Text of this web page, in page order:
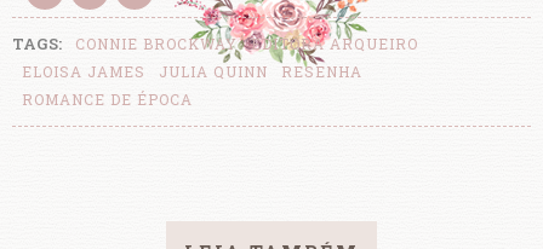
TAGS: CONNIE BROCKWAY
EDITORA ARQUEIRO
ELOISA JAMES
JULIA QUINN
RESENHA
ROMANCE DE ÉPOCA